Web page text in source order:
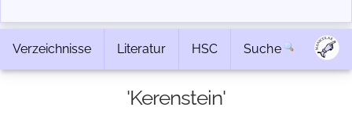
Verzeichnisse Literatur HSC Suche
'Kerenstein'